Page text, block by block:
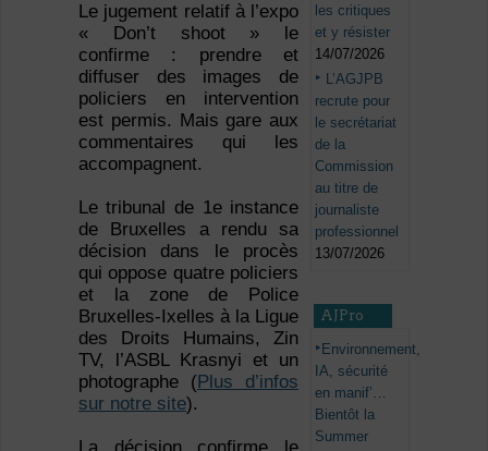
Le jugement relatif à l’expo
« Don’t shoot » le
confirme : prendre et
diffuser des images de
policiers en intervention
est permis. Mais gare aux
commentaires qui les
accompagnent.
Le tribunal de 1einstance
de Bruxelles a rendu sa
décision dans le procès
qui oppose quatre policiers
et la zone de Police
Bruxelles-Ixelles à la Ligue
des Droits Humains, Zin
TV, l’ASBL Krasnyi et un
photographe ( Plus d’infos
sur notre site).
les critiques
et y résister
14/07/2026
L’AGJPB
recrute pour
le secrétariat
de la
Commission
au titre de
journaliste
professionnel
13/07/2026
AJPro
Environnement,
IA, sécurité
en manif’…
Bientôt la
Summer